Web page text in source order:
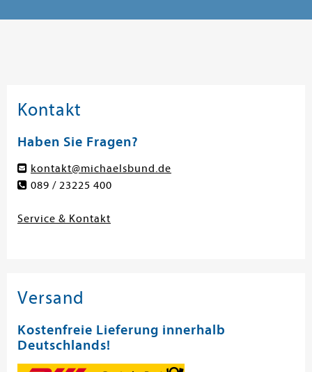
Kontakt
Haben Sie Fragen?
kontakt@michaelsbund.de
089 / 23225 400
Service & Kontakt
Versand
Kostenfreie Lieferung innerhalb
Deutschlands!